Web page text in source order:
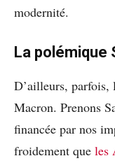
modernité.
La polémique
D’ailleurs, parfois,
Macron. Prenons
financée par nos
froidement que les